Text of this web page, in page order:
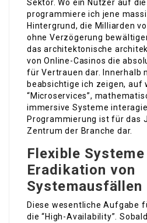
Sektor. Wo ein Nutzer auf
programmiere ich jene
Hintergrund, die Milliarden
ohne Verzögerung
das architektonische
von Online-Casinos die
für Vertrauen dar. Innerhalb
beabsichtige ich zeigen, auf
“Microservices”,
immersive Systeme
Programmierung ist für das
Zentrum der Branche dar.
Flexible
Eradikation von
Systemausfällen
Diese wesentliche Aufgabe
die “High-Availability”.